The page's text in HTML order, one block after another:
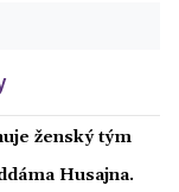
ženský tým
Husajna.